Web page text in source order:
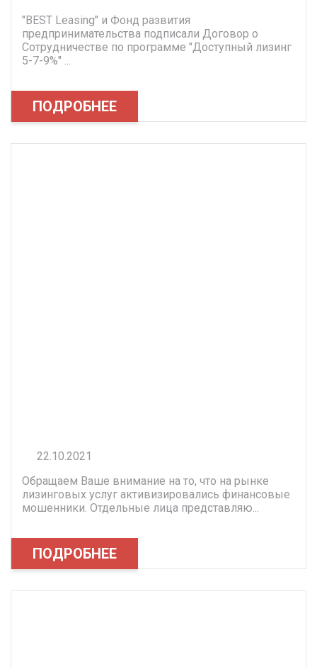
"ВEST Leasing" и Фонд развития
предпринимательства подписали Договор о
Сотрудничестве по программе "Доступный лизинг
5-7-9%" ...
ПОДРОБНЕЕ
22.10.2021
Обращаем Ваше внимание на то, что на рынке
лизинговых услуг активизировались финансовые
мошенники. Отдельные лица представляю...
ПОДРОБНЕЕ